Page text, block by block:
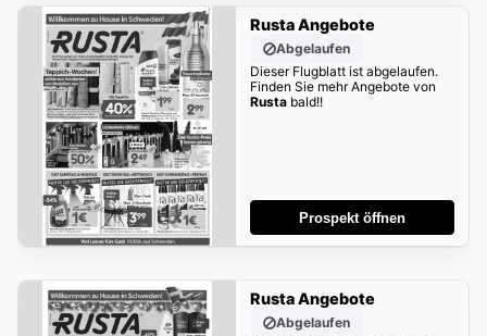
Rusta Angebote
Abgelaufen
Dieser Flugblatt ist abgelaufen.
Finden Sie mehr Angebote von
Rustabald!!
Prospekt öffnen
Rusta Angebote
Abgelaufen